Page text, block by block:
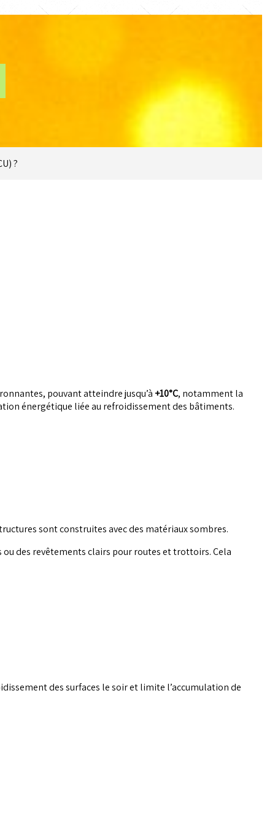
?
pouvant atteindre jusqu’à +10°C, notamment la
énergétique liée au refroidissement des bâtiments.
sont construites avec des matériaux sombres.
des revêtements clairs pour routes et trottoirs. Cela
des surfaces le soir et limite l’accumulation de